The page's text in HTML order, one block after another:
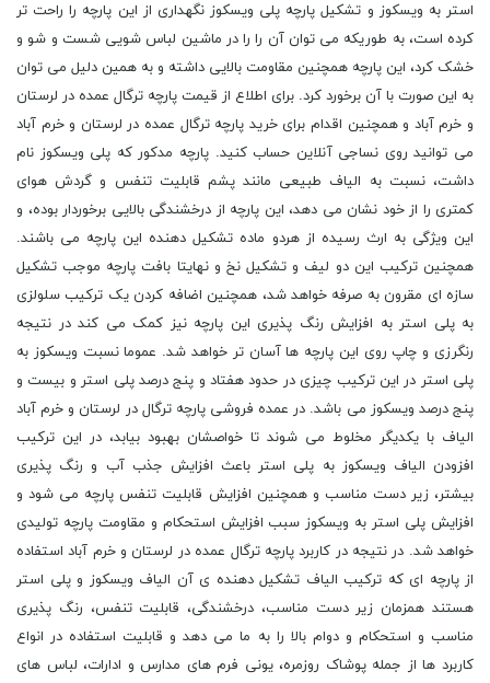
استر به ویسکوز و تشکیل پارچه پلی ویسکوز نگهداری از این پارچه را راحت تر
کرده است، به طوریکه می توان آن را را در ماشین لباس شویی شست و شو و
خشک کرد، این پارچه همچنین مقاومت بالایی داشته و به همین دلیل می توان
به این صورت با آن برخورد کرد. برای اطلاع از قیمت پارچه ترگال عمده در لرستان
و خرم آباد و همچنین اقدام برای خرید پارچه ترگال عمده در لرستان و خرم آباد
می توانید روی نساجی آنلاین حساب کنید. پارچه مدکور که پلی ویسکوز نام
داشت، نسبت به الیاف طبیعی مانند پشم قابلیت تنفس و گردش هوای
کمتری را از خود نشان می دهد، این پارچه از درخشندگی بالایی برخوردار بوده، و
این ویژگی به ارث رسیده از هردو ماده تشکیل دهنده این پارچه می باشند.
همچنین ترکیب این دو لیف و تشکیل نخ و نهایتا بافت پارچه موجب تشکیل
سازه ای مقرون به صرفه خواهد شد، همچنین اضافه کردن یک ترکیب سلولزی
به پلی استر به افزایش رنگ پذیری این پارچه نیز کمک می کند در نتیجه
رنگرزی و چاپ روی این پارچه ها آسان تر خواهد شد. عموما نسبت ویسکوز به
پلی استر در این ترکیب چیزی در حدود هفتاد و پنج درصد پلی استر و بیست و
پنج درصد ویسکوز می باشد. در عمده فروشی پارچه ترگال در لرستان و خرم آباد
الیاف با یکدیگر مخلوط می شوند تا خواصشان بهبود بیابد، در این ترکیب
افزودن الیاف ویسکوز به پلی استر باعث افزایش جذب آب و رنگ پذیری
بیشتر، زیر دست مناسب و همچنین افزایش قابلیت تنفس پارچه می شود و
افزایش پلی استر به ویسکوز سبب افزایش استحکام و مقاومت پارچه تولیدی
خواهد شد. در نتیجه در کاربرد پارچه ترگال عمده در لرستان و خرم آباد استفاده
از پارچه ای که ترکیب الیاف تشکیل دهنده ی آن الیاف ویسکوز و پلی استر
هستند همزمان زیر دست مناسب، درخشندگی، قابلیت تنفس، رنگ پذیری
مناسب و استحکام و دوام بالا را به ما می دهد و قابلیت استفاده در انواع
کاربرد ها از جمله پوشاک روزمره، یونی فرم های مدارس و ادارات، لباس های